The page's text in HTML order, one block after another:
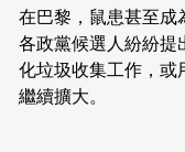
在巴黎，鼠患甚至成
各政黨候選人紛紛提
化垃圾收集工作，或
繼續擴大。